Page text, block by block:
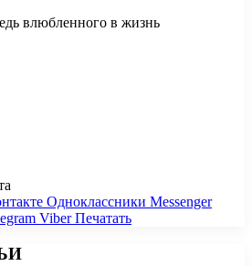
влюбленного в жизнь
Одноклассники Messenger
Viber Печатать